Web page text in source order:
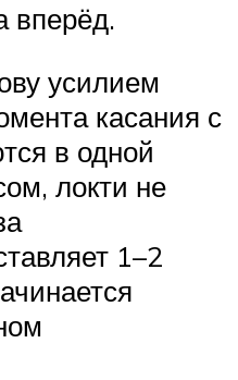
вперёд.
усилием
касания с
в одной
локти не
1–2